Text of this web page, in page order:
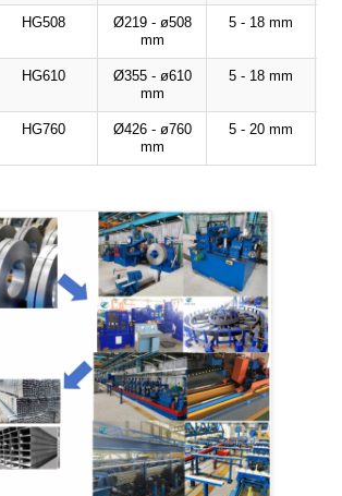
HG508
Ø219 - ø508
mm
5 - 18 mm
HG610
Ø355 - ø610
mm
5 - 18 mm
HG760
Ø426 - ø760
mm
5 - 20 mm